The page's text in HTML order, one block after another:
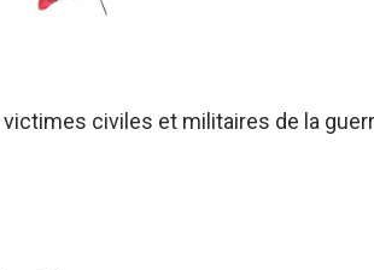
civiles et militaires de la